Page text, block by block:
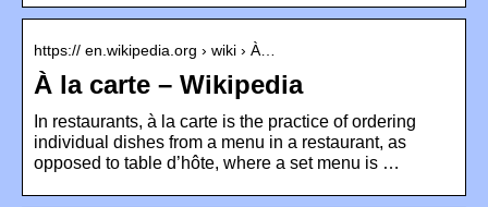
https:// en.wikipedia.org › wiki › À…
À la carte – Wikipedia
In restaurants, à la carte is the practice of ordering
individual dishes from a menu in a restaurant, as
opposed to table d’hôte, where a set menu is …